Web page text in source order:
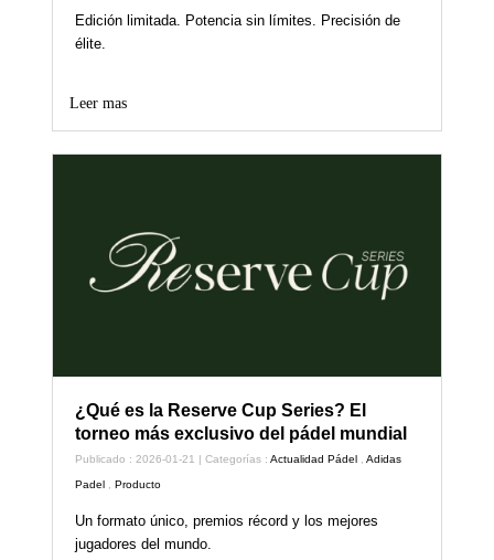
Edición limitada. Potencia sin límites. Precisión de
élite.
Leer mas
¿Qué es la Reserve Cup Series? El
torneo más exclusivo del pádel mundial
Publicado : 2026-01-21 | Categorías :Actualidad Pádel ,Adidas
Padel ,Producto
Un formato único, premios récord y los mejores
jugadores del mundo.